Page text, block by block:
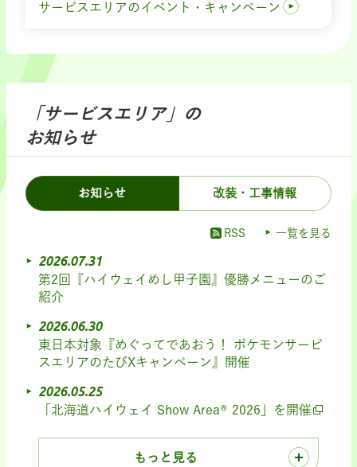
サービスエリアのイベント・キャンペーン
「サービスエリア」の
お知らせ
お知らせ 改装・工事情報
RSS 一覧を見る
2026.07.31
第2回『ハイウェイめし甲子園』優勝メニューのご
紹介
2026.06.30
東日本対象『めぐってであおう！ ポケモンサービ
スエリアのたびXキャンペーン』開催
2026.05.25
「北海道ハイウェイ Show Area® 2026」を開催
もっと見る